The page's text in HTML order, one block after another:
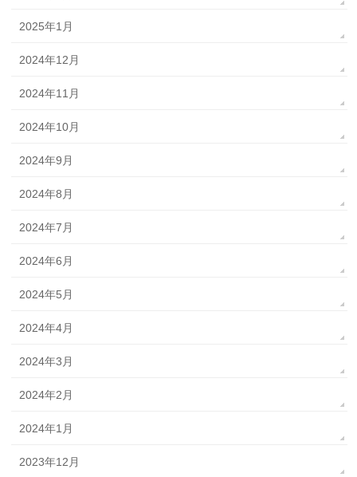
2025年1月
2024年12月
2024年11月
2024年10月
2024年9月
2024年8月
2024年7月
2024年6月
2024年5月
2024年4月
2024年3月
2024年2月
2024年1月
2023年12月